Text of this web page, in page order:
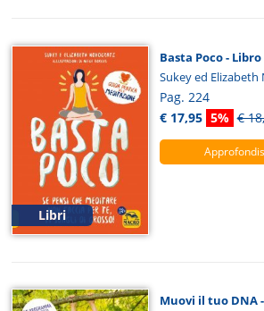
Libri
Basta Poco - Libro
Sukey ed
Pag. 224
€ 17,95 5% €
Muovi il tuo DNA